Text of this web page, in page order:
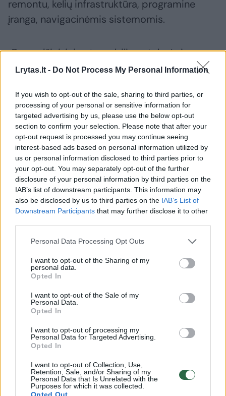
Lrytas.lt - Do Not Process My Personal Information
If you wish to opt-out of the sale, sharing to third parties, or
processing of your personal or sensitive information for
targeted advertising by us, please use the below opt-out
section to confirm your selection. Please note that after your
opt-out request is processed you may continue seeing
interest-based ads based on personal information utilized by
us or personal information disclosed to third parties prior to
your opt-out. You may separately opt-out of the further
disclosure of your personal information by third parties on the
IAB’s list of downstream participants. This information may
also be disclosed by us to third parties on the IAB’s List of
Downstream Participants that may further disclose it to other
Personal Data Processing Opt Outs
I want to opt-out of the Sharing of my
personal data.
Opted In
I want to opt-out of the Sale of my
Personal Data.
Opted In
I want to opt-out of processing my
Personal Data for Targeted Advertising.
Opted In
I want to opt-out of Collection, Use,
Retention, Sale, and/or Sharing of my
Personal Data that Is Unrelated with the
Purposes for which it was collected.
Opted Out
remontu, kelių infrastruktūra, programine
įranga, navigacinėmis sistemomis.
„Pavyzdžiui, jei automobilis pateko į eismo
įvykį, kuomet buvo įsilaužta į jo IT sistemas,
galimybė, jog teks automobilių gamintojams
ir programinės įrangos gamintojams.
Susiję straipsniai
Tragiška
„Tesla“
po
smūgio į
elektromobilis
sprogo
Susiję straipsniai